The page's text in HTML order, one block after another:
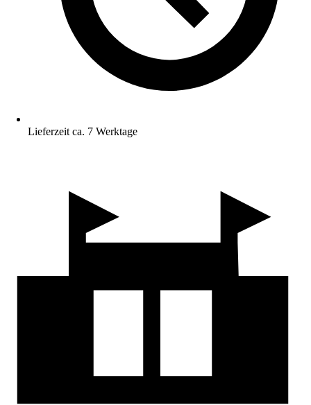
Lieferzeit ca. 7 Werktage